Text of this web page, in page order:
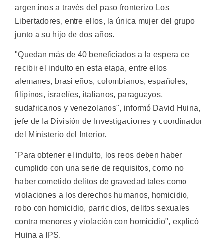
argentinos a través del paso fronterizo Los
Libertadores, entre ellos, la única mujer del grupo
junto a su hijo de dos años.
"Quedan más de 40 beneficiados a la espera de
recibir el indulto en esta etapa, entre ellos
alemanes, brasileños, colombianos, españoles,
filipinos, israelíes, italianos, paraguayos,
sudafricanos y venezolanos", informó David Huina,
jefe de la División de Investigaciones y coordinador
del Ministerio del Interior.
"Para obtener el indulto, los reos deben haber
cumplido con una serie de requisitos, como no
haber cometido delitos de gravedad tales como
violaciones a los derechos humanos, homicidio,
robo con homicidio, parricidios, delitos sexuales
contra menores y violación con homicidio", explicó
Huina a IPS.